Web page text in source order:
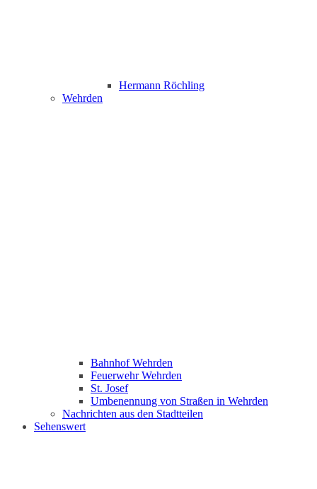
Hermann Röchling
Wehrden
Bahnhof Wehrden
Feuerwehr Wehrden
St. Josef
Umbenennung von Straßen in Wehrden
Nachrichten aus den Stadtteilen
Sehenswert